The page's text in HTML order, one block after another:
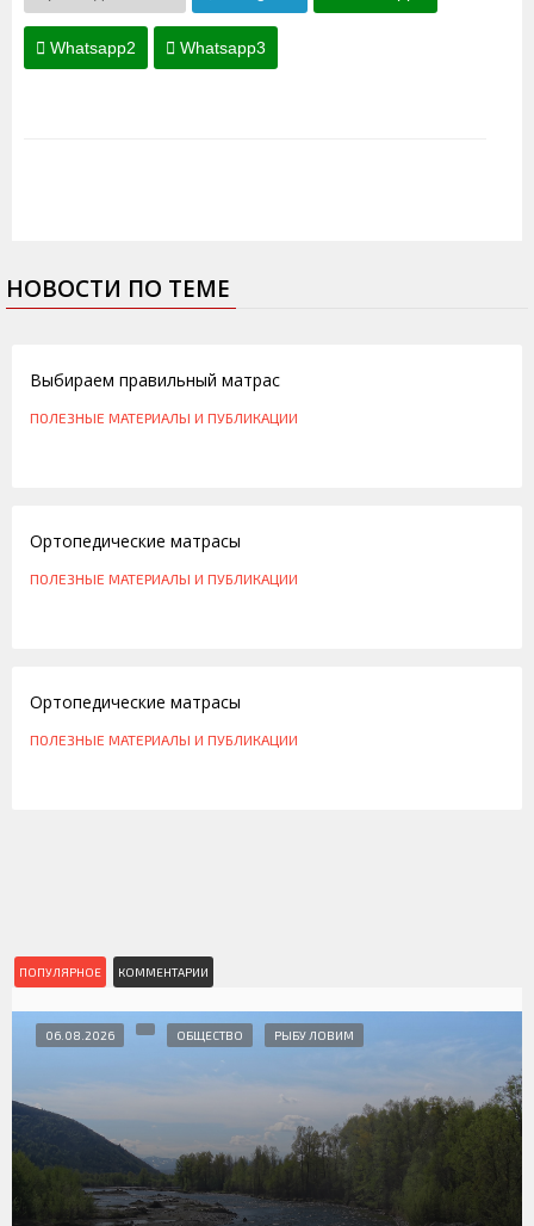
Whatsapp2 Whatsapp3
НОВОСТИ ПО ТЕМЕ
Выбираем правильный матрас
ПОЛЕЗНЫЕ МАТЕРИАЛЫ И ПУБЛИКАЦИИ
Ортопедические матрасы
ПОЛЕЗНЫЕ МАТЕРИАЛЫ И ПУБЛИКАЦИИ
Ортопедические матрасы
ПОЛЕЗНЫЕ МАТЕРИАЛЫ И ПУБЛИКАЦИИ
ПОПУЛЯРНОЕ КОММЕНТАРИИ
06.08.2026 ОБЩЕСТВО РЫБУ ЛОВИМ